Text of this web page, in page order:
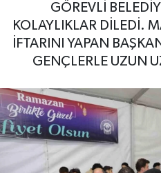
GÖREVLİ
KOLAYLIKLAR DİLEDİ.
İFTARINI YAPAN
GENÇLERLE UZUN